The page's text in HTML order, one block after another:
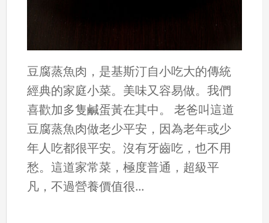
豆腐蒸魚肉，是基斯汀自小吃大的傳統
經典的家庭小菜。美味又容易做。我們
喜歡加多隻鹹蛋黃在其中。 老爸叫這道
豆腐蒸魚肉做老少平安，因為老年或少
年人吃都很平安。沒有牙齒吃，也不用
愁。這道家常菜，極度普通，超級平
凡，不過營養價值很...